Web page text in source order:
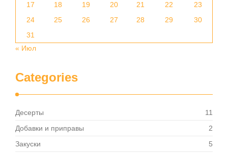
17
18 19 20 21 22
23
24
25 26 27 28 29
30
31
« Июл
Categories
Десерты
11
Добавки и приправы
2
Закуски
5